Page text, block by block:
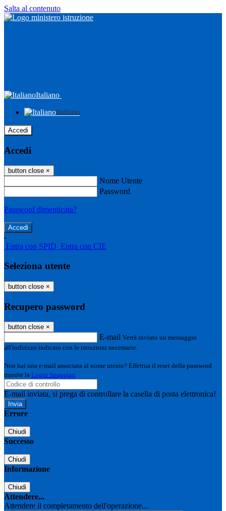
Salta al contenuto
Italiano
Italiano
Accedi
Accedi
button close ×
Nome Utente
Password
Password dimenticata?
-
Entra con SPID Entra con CIE
Seleziona utente
button close ×
Recupero password
button close ×
E-mail Verrà inviato un messaggio
all'indirizzo indicato con le istruzioni necessarie.
Non hai una e-mail associata al nome utente? Effettua il reset della password
tramite la Login Spaggiari
E-mail inviata, si prega di controllare la casella di posta elettronica!
Errore
Chiudi
Successo
Chiudi
Informazione
Chiudi
Attendere...
Attendere il completamento dell'operazione...